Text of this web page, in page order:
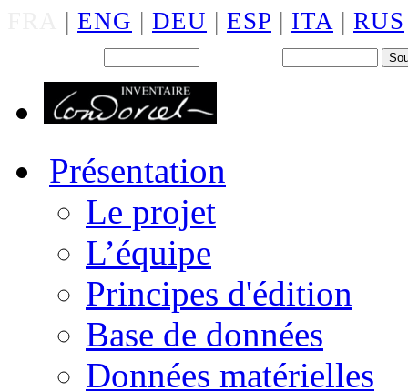
| ENG | DEU | ESP | ITA | RUS
Présentation
Le projet
L’équipe
Principes d'édition
Base de données
Données matérielles